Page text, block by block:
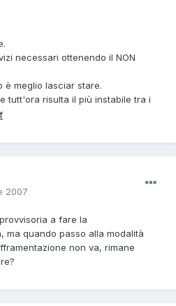
necessari ottenendo il NON
è meglio lasciar stare.
tutt'ora risulta il più instabile tra i
2007
a fare la
ma quando passo alla modalità
non va, rimane